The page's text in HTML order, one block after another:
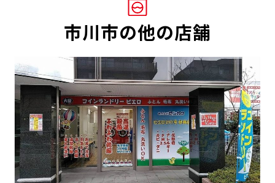
市川市の他の店舗